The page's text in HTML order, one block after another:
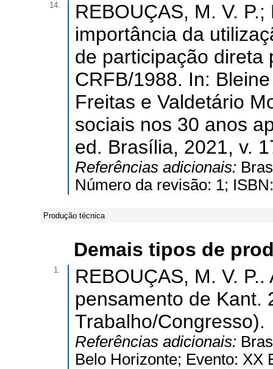
14.
REBOUÇAS, M. V.
importância da
de participação direta
CRFB/1988. In:
Freitas e Valdetário
sociais nos 30 anos
ed. Brasília, 2021, v.
Referências adicionais:
Número da revisão: 1;
Produção técnica
Demais tipos de
1.
REBOUÇAS, M. V.
pensamento de Kant.
Trabalho/Congresso).
Referências adicionais:
Belo Horizonte; Evento: XX